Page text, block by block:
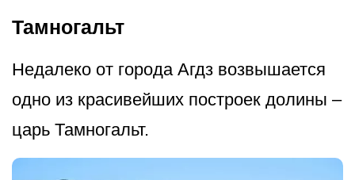
Тамногальт
Недалеко от города Агдз возвышается
одно из красивейших построек долины –
царь Тамногальт.